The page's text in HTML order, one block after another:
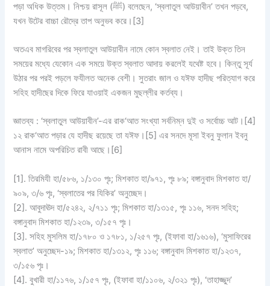
পড়া অধিক উত্তম। নিশ্চয় রাসূল (ﷺ) বলেছেন, ‘স্বলাতুল আউয়াবীন’ তখন পড়বে,
যখন উটের বাচ্চা রৌদ্রে তাপ অনুভব করে।[3]
অতএব মাগরিবের পর স্বলাতুল আউয়াবীন নামে কোন স্বলাত নেই। তাই উক্ত তিন
সময়ের মধ্যে যেকোন এক সময়ে উক্ত স্বলাত আদায় করলেই যথেষ্ট হবে। কিন্তু সূর্য
উঠার পর পরই পড়লে ফযীলত অনেক বেশী। সুতরাং জাল ও যঈফ হাদীছ পরিত্যাগ করে
সহিহ হাদীছের দিকে ফিরে যাওয়াই একজন মুছল্লীর কর্তব্য।
জ্ঞাতব্য :‘স্বলাতুল আউয়াবীন’-এর রাক‘আত সংখ্যা সর্বনিম্ন দুই ও সর্বোচ্চ আট।[4]
১২ রাক‘আত পড়ার যে হাদীছ রয়েছে তা যঈফ।[5] এর সনদে মূসা ইবনু ফুলান ইবনু
আনাস নামে অপরিচিত রাবী আছে।[6]
[1]. তিরমিযী হা/৫৮৬, ১/১৩০ পৃঃ; মিশকাত হা/৯৭১, পৃঃ ৮৯; বঙ্গানুবাদ মিশকাত হা/
৯০৯, ৩/৬ পৃঃ, ‘স্বলাতের পর যিকির’ অনুচ্ছেদ।
[2]. আবুদাঊদ হা/৫২৪২, ২/৭১১ পৃঃ; মিশকাত হা/১৩১৫, পৃঃ ১১৬, সনদ সহিহ;
বঙ্গানুবাদ মিশকাত হা/১২৩৯, ৩/১৫৭ পৃঃ।
[3]. সহিহ মুসলিম হা/১৭৮০ ও ১৭৮১, ১/২৫৭ পৃঃ, (ইফাবা হা/১৬১৬), ‘মুসাফিরের
স্বলাত’ অনুচ্ছেদ-১৯; মিশকাত হা/১৩১২, পৃঃ ১১৬; বঙ্গানুবাদ মিশকাত হা/১২৩৭,
৩/১৫৬ পৃঃ।
[4]. বুখারী হা/১১৭৬, ১/১৫৭ পৃঃ, (ইফাবা হা/১১০৬, ২/৩২১ পৃঃ), ‘তাহাজ্জুদ’